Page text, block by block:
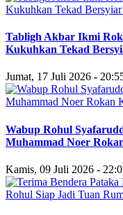
Tabligh Akbar Ikmi
Kukuhkan Tekad
Jumat, 17 Juli 2026 -
Wabup Rohul
Muhammad Noer
Kamis, 09 Juli 2026 -